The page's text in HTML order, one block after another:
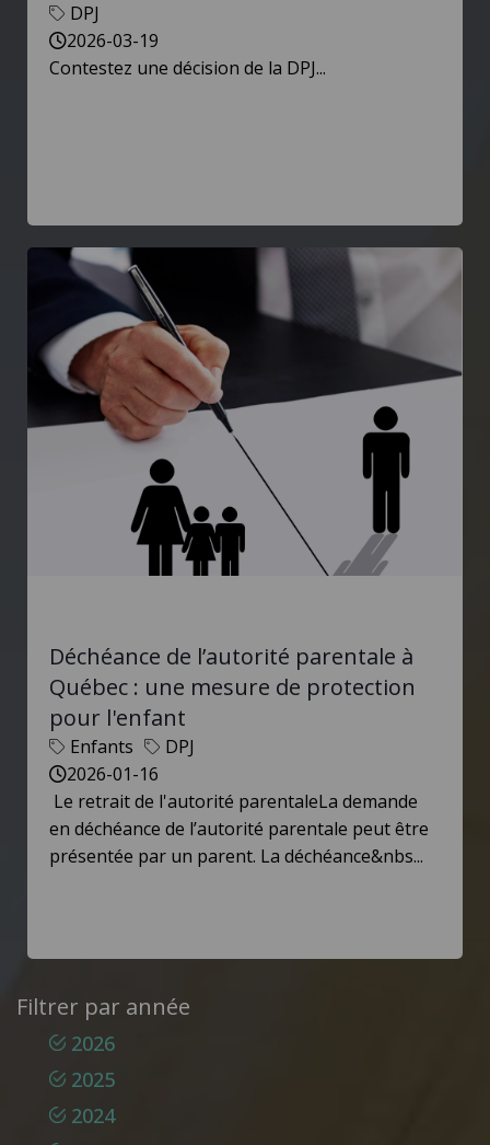
DPJ
2026-03-19
Contestez une décision de la DPJ...
Déchéance de l’autorité parentale à
Québec : une mesure de protection
pour l'enfant
Enfants
DPJ
2026-01-16
Le retrait de l'autorité parentaleLa demande
en déchéance de l’autorité parentale peut être
présentée par un parent. La déchéance&nbs...
Filtrer par année
2026
2025
2024